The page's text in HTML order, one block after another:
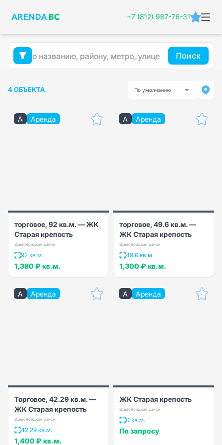
+7 (812) 987-76-31
Поиск
4 ОБЪЕКТА По умолчанию
A Аренда
торговое, 92 кв.м. — ЖК
Старая крепость
Всеволожский район
92 кв.м.
1,390 ₽ кв.м.
A Аренда
торговое, 49.6 кв.м. —
ЖК Старая крепость
Всеволожский район
49.6 кв.м.
1,300 ₽ кв.м.
A Аренда
Торговое, 42.29 кв.м. —
ЖК Старая крепость
Всеволожский район
42.29 кв.м.
1,400 ₽ кв.м.
A Аренда
ЖК Старая крепость
Всеволожский район
0 кв.м.
По запросу